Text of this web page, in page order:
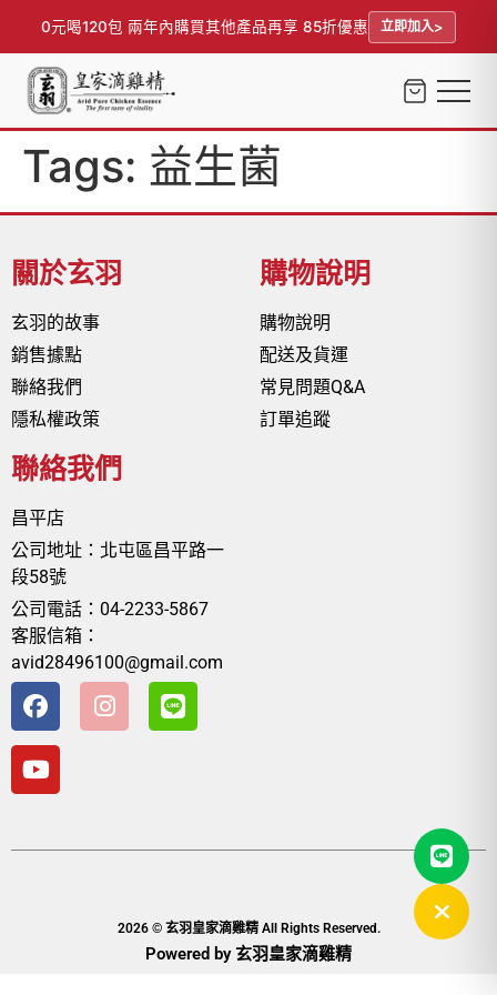
0元喝120包 兩年內購買其他產品再享 85折優惠 立即加入
Tags: 益生菌
關於玄羽
玄羽的故事
銷售據點
聯絡我們
隱私權政策
購物說明
購物說明
配送及貨運
常見問題Q&A
訂單追蹤
聯絡我們
昌平店
公司地址：北屯區昌平路一
段58號
公司電話：04-2233-5867
客服信箱：
avid28496100@gmail.com
2026 © 玄羽皇家滴雞精 All Rights Reserved.
Powered by 玄羽皇家滴雞精